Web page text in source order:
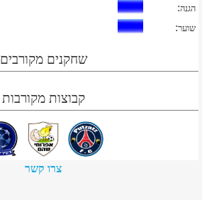
הגנה:
שוער:
שחקנים מקורבים
קבוצות מקורבות
צרו קשר